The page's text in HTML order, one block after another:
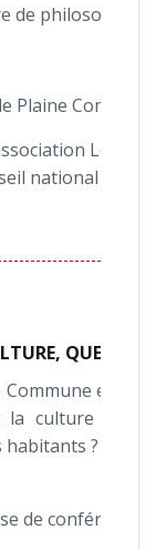
de philosophe,
Plaine
Le
national des
QUELLE
Commune et le
culture en
? Pour
de